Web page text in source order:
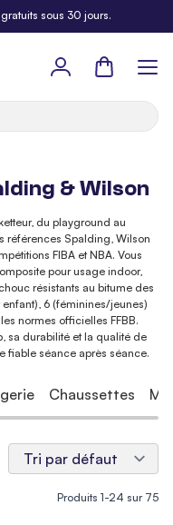
sous 30 jours.
Panier
& Wilson
du playground au
références Spalding, Wilson
FIBA et NBA. Vous
pour usage indoor,
résistants au bitume des
6 (féminines/jeunes)
normes officielles FFBB.
sa durabilité et la qualité de
fiable séance après séance.
Produits 1-24 sur 75
Chaussettes